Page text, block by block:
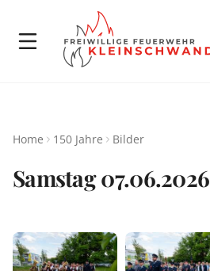
Home 150 Jahre Bilder
Samstag 07.06.2026